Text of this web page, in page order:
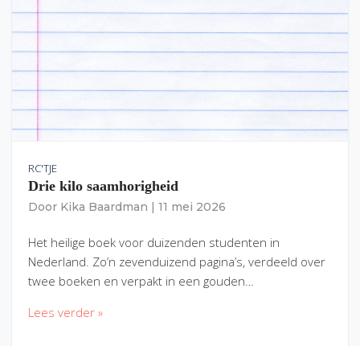
RC'TJE
Drie kilo saamhorigheid
Door Kika Baardman 11 mei 2026
Het heilige boek voor duizenden studenten in
Nederland. Zo’n zevenduizend pagina’s, verdeeld over
twee boeken en verpakt in een gouden…
Lees verder »